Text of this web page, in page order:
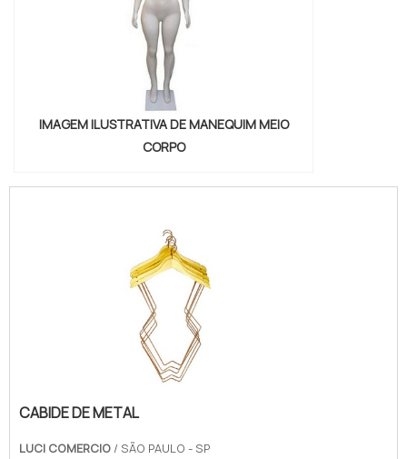
IMAGEM ILUSTRATIVA DE MANEQUIM MEIO
CORPO
CABIDE DE METAL
LUCI COMERCIO / SÃO PAULO - SP